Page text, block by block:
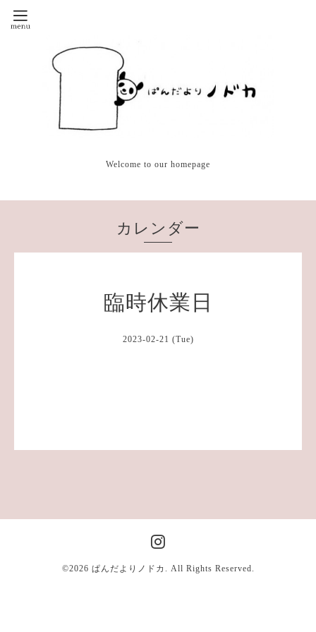
Welcome to our homepage
カレンダー
臨時休業日
2023-02-21 (Tue)
©2026 ぱんだよりノドカ . All Rights Reserved.